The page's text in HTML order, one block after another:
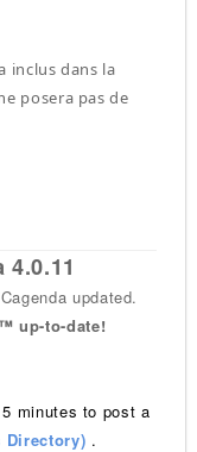
inclus dans la
posera pas de
updated.
up-to-date!
minutes to post a
Directory) .